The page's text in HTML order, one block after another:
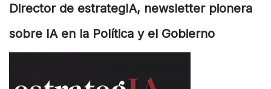
Director de estrategIA, newsletter pionera
sobre IA en la Política y el Gobierno